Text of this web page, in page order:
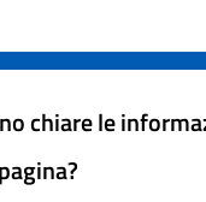
chiare le